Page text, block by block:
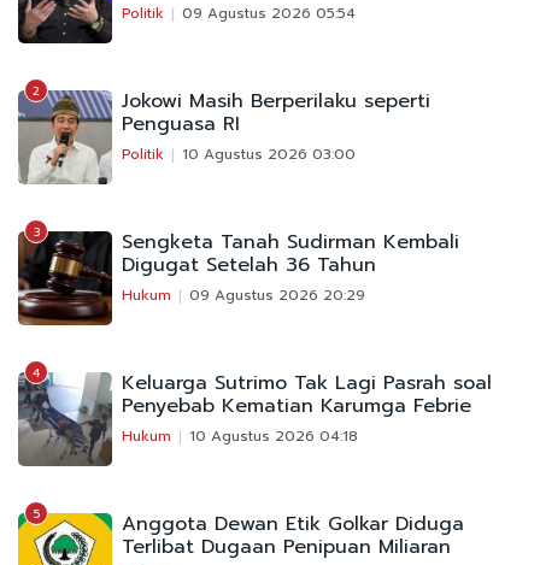
Politik 09 Agustus 2026 05:54
2 Jokowi Masih Berperilaku seperti
Penguasa RI
Politik 10 Agustus 2026 03:00
3 Sengketa Tanah Sudirman Kembali
Digugat Setelah 36 Tahun
Hukum 09 Agustus 2026 20:29
4 Keluarga Sutrimo Tak Lagi Pasrah soal
Penyebab Kematian Karumga Febrie
Hukum 10 Agustus 2026 04:18
5 Anggota Dewan Etik Golkar Diduga
Terlibat Dugaan Penipuan Miliaran